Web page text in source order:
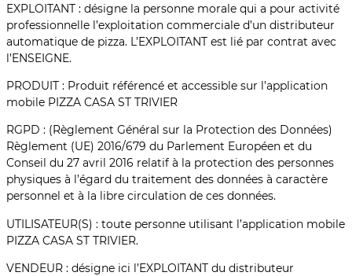
EXPLOITANT : désigne la personne morale qui a pour activité
professionnelle l’exploitation commerciale d’un distributeur
automatique de pizza. L’EXPLOITANT est lié par contrat avec
l’ENSEIGNE.
PRODUIT : Produit référencé et accessible sur l’application
mobile PIZZA CASA ST TRIVIER
RGPD : (Règlement Général sur la Protection des Données)
Règlement (UE) 2016/679 du Parlement Européen et du
Conseil du 27 avril 2016 relatif à la protection des personnes
physiques à l’égard du traitement des données à caractère
personnel et à la libre circulation de ces données.
UTILISATEUR(S) : toute personne utilisant l’application mobile
PIZZA CASA ST TRIVIER.
VENDEUR : désigne ici l’EXPLOITANT du distributeur